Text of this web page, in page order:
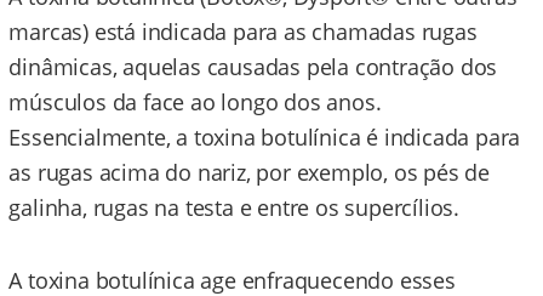
marcas) está indicada para as chamadas rugas
dinâmicas, aquelas causadas pela contração dos
músculos da face ao longo dos anos.
Essencialmente, a toxina botulínica é indicada para
as rugas acima do nariz, por exemplo, os pés de
galinha, rugas na testa e entre os supercílios.
A toxina botulínica age enfraquecendo esses